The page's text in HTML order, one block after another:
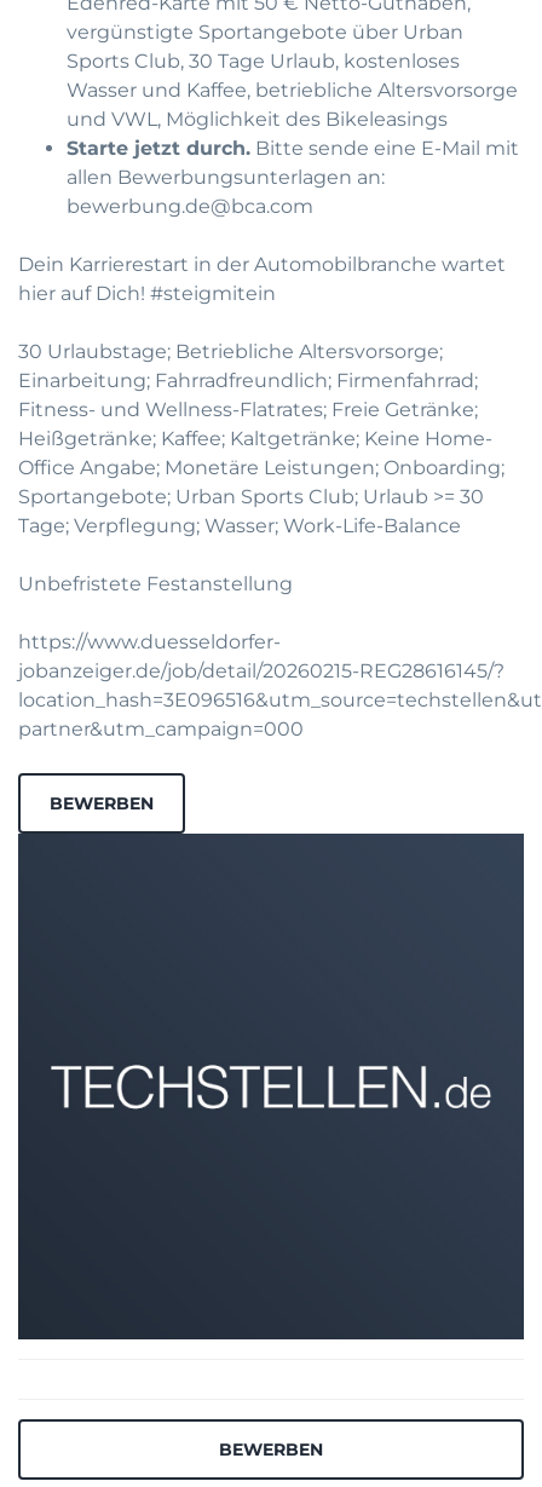
vergünstigte Sportangebote über Urban
Sports Club, 30 Tage Urlaub, kostenloses
Wasser und Kaffee, betriebliche Altersvorsorge
und VWL, Möglichkeit des Bikeleasings
Starte jetzt durch. Bitte sende eine E-Mail mit
allen Bewerbungsunterlagen an:
bewerbung.de@bca.com
Dein Karrierestart in der Automobilbranche wartet
hier auf Dich! #steigmitein
30 Urlaubstage; Betriebliche Altersvorsorge;
Einarbeitung; Fahrradfreundlich; Firmenfahrrad;
Fitness- und Wellness-Flatrates; Freie Getränke;
Heißgetränke; Kaffee; Kaltgetränke; Keine Home-
Office Angabe; Monetäre Leistungen; Onboarding;
Sportangebote; Urban Sports Club; Urlaub >= 30
Tage; Verpflegung; Wasser; Work-Life-Balance
Unbefristete Festanstellung
https://www.duesseldorfer-
jobanzeiger.de/job/detail/20260215-REG28616145/?
partner&utm_campaign=000
BEWERBEN
BEWERBEN